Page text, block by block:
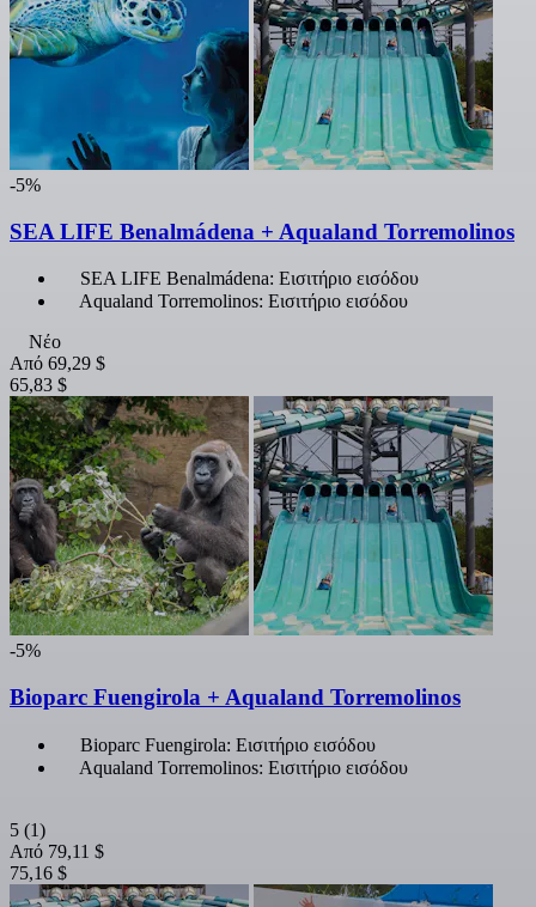
-5%
SEA LIFE Benalmádena + Aqualand Torremolinos
SEA LIFE Benalmádena: Εισιτήριο εισόδου
Aqualand Torremolinos: Εισιτήριο εισόδου
Νέο
Από 69,29 $
65,83 $
-5%
Bioparc Fuengirola + Aqualand Torremolinos
Bioparc Fuengirola: Εισιτήριο εισόδου
Aqualand Torremolinos: Εισιτήριο εισόδου
5 (1)
Από 79,11 $
75,16 $